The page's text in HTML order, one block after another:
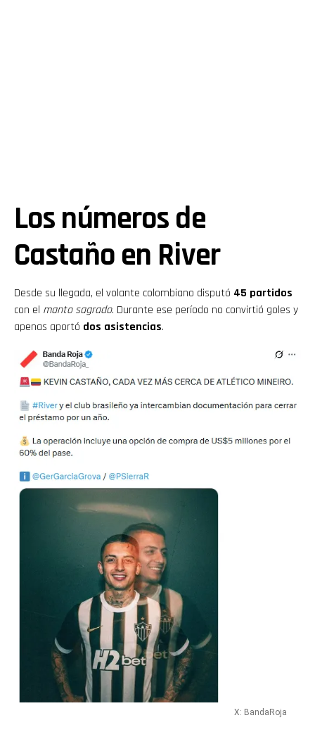
Los números de
Castaño en River
Desde su llegada, el volante colombiano disputó 45 partidos
con el manto sagrado. Durante ese período no convirtió goles y
apenas aportó dos asistencias.
X: BandaRoja